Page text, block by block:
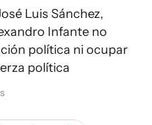
Luis Sánchez,
Infante no
política ni ocupar
política